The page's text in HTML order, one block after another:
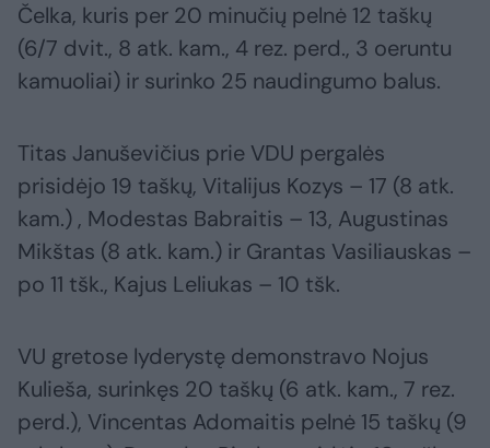
Čelka, kuris per 20 minučių pelnė 12 taškų
(6/7 dvit., 8 atk. kam., 4 rez. perd., 3 oeruntu
kamuoliai) ir surinko 25 naudingumo balus.
Titas Januševičius prie VDU pergalės
prisidėjo 19 taškų, Vitalijus Kozys – 17 (8 atk.
kam.) , Modestas Babraitis – 13, Augustinas
Mikštas (8 atk. kam.) ir Grantas Vasiliauskas –
po 11 tšk., Kajus Leliukas – 10 tšk.
VU gretose lyderystę demonstravo Nojus
Kulieša, surinkęs 20 taškų (6 atk. kam., 7 rez.
perd.), Vincentas Adomaitis pelnė 15 taškų (9